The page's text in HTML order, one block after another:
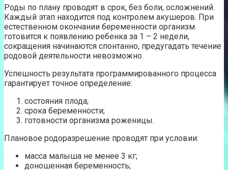
Роды по плану проводят в срок, без боли, осложнений.
Каждый этап находится под контролем акушеров. При
естественном окончании беременности организм
готовится к появлению ребенка за 1 – 2 недели,
сокращения начинаются спонтанно, предугадать течение
родовой деятельности невозможно.
Успешность результата программированного процесса
гарантирует точное определение:
состояния плода;
срока беременности;
готовности организма роженицы.
Плановое родоразрешение проводят при условии:
масса малыша не менее 3 кг;
доношенная беременность;